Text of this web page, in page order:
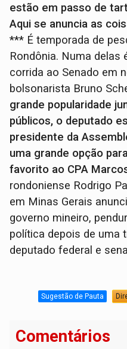
estão em passo de
Aqui se anuncia as
*** É temporada de
Rondônia. Numa delas
corrida ao Senado em
bolsonarista Bruno
grande popularidade
públicos, o deputado
presidente da
uma grande opção
favorito ao CPA
rondoniense Rodrigo
em Minas Gerais
governo mineiro,
política depois de uma
deputado federal e
Sugestão de Pauta
Comentários